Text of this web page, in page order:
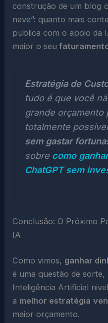
construção de um blog
neve”: quanto mais
publica com o apoio da
maior o seu
Estratégia de
tudo é que você
grande orçamento
totalmente possível
sem gastar
sobre como
ChatGPT sem
Conclusão: O Próximo
IA
Como vimos, ganhar
é uma questão de sorte,
Inteligência Artificial
a melhor estratégia
maior orçamento.